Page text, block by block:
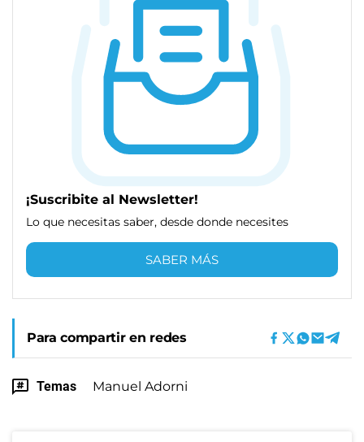
¡Suscribite al Newsletter!
Lo que necesitas saber, desde donde necesites
SABER MÁS
Para compartir en redes
Temas Manuel Adorni